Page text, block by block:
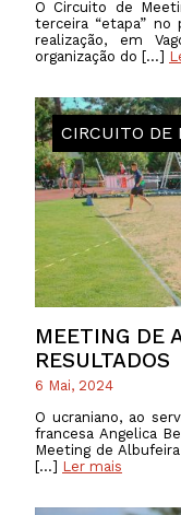
O Circuito de
terceira “etapa” no
realização, em
organização do […]
MEETING DE
RESULTADOS
CIRCUITO DE
6 Mai, 2024
O ucraniano, ao
francesa Angelica
Meeting de
[…] Ler mais